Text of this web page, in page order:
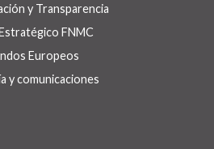
y Transparencia
FNMC
Europeos
y comunicaciones